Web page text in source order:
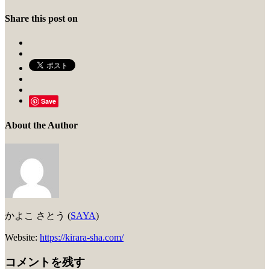
Share this post on
Save
About the Author
かよこ さとう (SAYA)
Website: https://kirara-sha.com/
コメントを残す